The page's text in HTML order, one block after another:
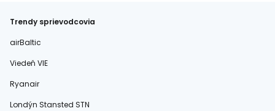
Trendy sprievodcovia
airBaltic
Viedeň VIE
Ryanair
Londýn Stansted STN